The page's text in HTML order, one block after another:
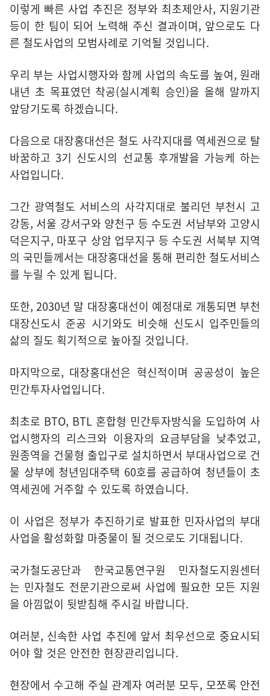
이렇게 빠른 사업 추진은 정부와 최초제안사, 지원기관
등이 한 팀이 되어 노력해 주신 결과이며, 앞으로도 다
른 철도사업의 모범사례로 기억될 것입니다.
우리 부는 사업시행자와 함께 사업의 속도를 높여, 원래
내년 초 목표였던 착공(실시계획 승인)을 올해 말까지
앞당기도록 하겠습니다.
다음으로 대장홍대선은 철도 사각지대를 역세권으로 탈
바꿈하고 3기 신도시의 선교통 후개발을 가능케 하는
사업입니다.
그간 광역철도 서비스의 사각지대로 불리던 부천시 고
강동, 서울 강서구와 양천구 등 수도권 서남부와 고양시
덕은지구, 마포구 상암 업무지구 등 수도권 서북부 지역
의 국민들께서는 대장홍대선을 통해 편리한 철도서비스
를 누릴 수 있게 됩니다.
또한, 2030년 말 대장홍대선이 예정대로 개통되면 부천
대장신도시 준공 시기와도 비슷해 신도시 입주민들의
삶의 질도 획기적으로 높아질 것입니다.
마지막으로, 대장홍대선은 혁신적이며 공공성이 높은
민간투자사업입니다.
최초로 BTO, BTL 혼합형 민간투자방식을 도입하여 사
업시행자의 리스크와 이용자의 요금부담을 낮추었고,
원종역을 건물형 출입구로 설치하면서 부대사업으로 건
물 상부에 청년임대주택 60호를 공급하여 청년들이 초
역세권에 거주할 수 있도록 하였습니다.
이 사업은 정부가 추진하기로 발표한 민자사업의 부대
사업을 활성화할 마중물이 될 것으로도 기대됩니다.
국가철도공단과 한국교통연구원 민자철도지원센터
는 민자철도 전문기관으로써 사업에 필요한 모든 지원
을 아낌없이 뒷받침해 주시길 바랍니다.
여러분, 신속한 사업 추진에 앞서 최우선으로 중요시되
어야 할 것은 안전한 현장관리입니다.
현장에서 수고해 주실 관계자 여러분 모두, 모쪼록 안전